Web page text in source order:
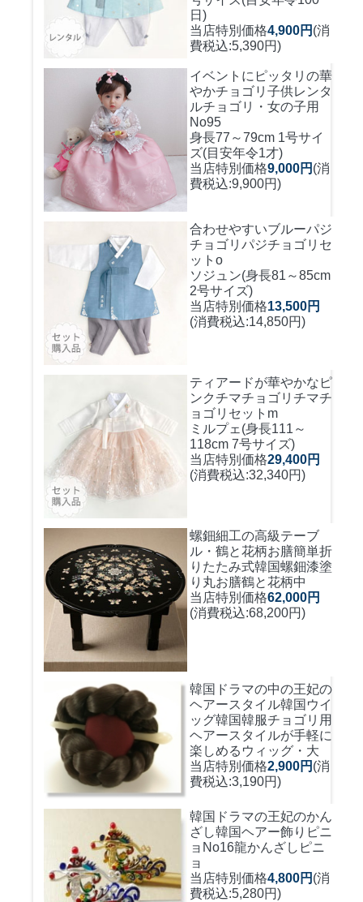
日)
当店特別価格4,900円 (消
費税込:5,390円)
イベントにピッタリの華
やかチョゴリ 子供レンタ
ルチョゴリ・女の子用
No95
身長77～79cm 1号サイ
ズ(目安年令1才)
当店特別価格9,000円 (消
費税込:9,900円)
合わせやすいブルーパジ
チョゴリ パジチョゴリセ
ットo
ソジュン(身長81～85cm
2号サイズ)
当店特別価格13,500円
(消費税込:14,850円)
ティアードが華やかなピ
ンクチマチョゴリ チマチ
ョゴリセットm
ミルプェ(身長111～
118cm 7号サイズ)
当店特別価格29,400円
(消費税込:32,340円)
螺鈿細工の高級テーブ
ル・鶴と花柄お膳簡単折
りたたみ式韓国螺鈿漆塗
り丸お膳鶴と花柄中
当店特別価格62,000円
(消費税込:68,200円)
韓国ドラマの中の王妃の
ヘアースタイル韓国ウイ
ッグ韓国韓服チョゴリ用
ヘアースタイルが手軽に
楽しめるウィッグ・大
当店特別価格2,900円 (消
費税込:3,190円)
韓国ドラマの王妃のかん
ざし韓国ヘアー飾りピニ
ョNo16龍かんざしピニ
ョ
当店特別価格4,800円 (消
費税込:5,280円)